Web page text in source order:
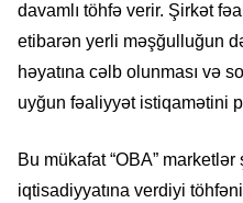
davamlı töhfə verir. Şirkət
etibarən yerli məşğulluğun
həyatına cəlb olunması və
uyğun fəaliyyət istiqamətini
Bu mükafat “OBA”
iqtisadiyyatına verdiyi